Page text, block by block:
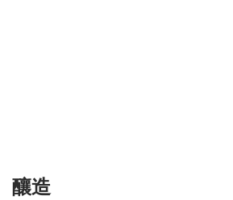
釀造